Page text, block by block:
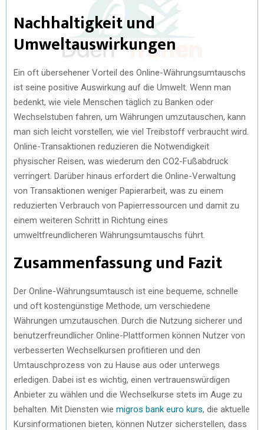
Nachhaltigkeit und
Umweltauswirkungen
Ein oft übersehener Vorteil des Online-Währungsumtauschs
ist seine positive Auswirkung auf die Umwelt. Wenn man
bedenkt, wie viele Menschen täglich zu Banken oder
Wechselstuben fahren, um Währungen umzutauschen, kann
man sich leicht vorstellen, wie viel Treibstoff verbraucht wird.
Online-Transaktionen reduzieren die Notwendigkeit
physischer Reisen, was wiederum den CO2-Fußabdruck
verringert. Darüber hinaus erfordert die Online-Verwaltung
von Transaktionen weniger Papierarbeit, was zu einem
reduzierten Verbrauch von Papierressourcen und damit zu
einem weiteren Schritt in Richtung eines
umweltfreundlicheren Währungsumtauschs führt.
Zusammenfassung und Fazit
Der Online-Währungsumtausch ist eine bequeme, schnelle
und oft kostengünstige Methode, um verschiedene
Währungen umzutauschen. Durch die Nutzung sicherer und
benutzerfreundlicher Online-Plattformen können Nutzer von
verbesserten Wechselkursen profitieren und den
Umtauschprozess von zu Hause aus oder unterwegs
erledigen. Dabei ist es wichtig, einen vertrauenswürdigen
Anbieter zu wählen und die Wechselkurse stets im Auge zu
behalten. Mit Diensten wie migros bank euro kurs, die aktuelle
Kursinformationen bieten, können Nutzer sicherstellen, dass